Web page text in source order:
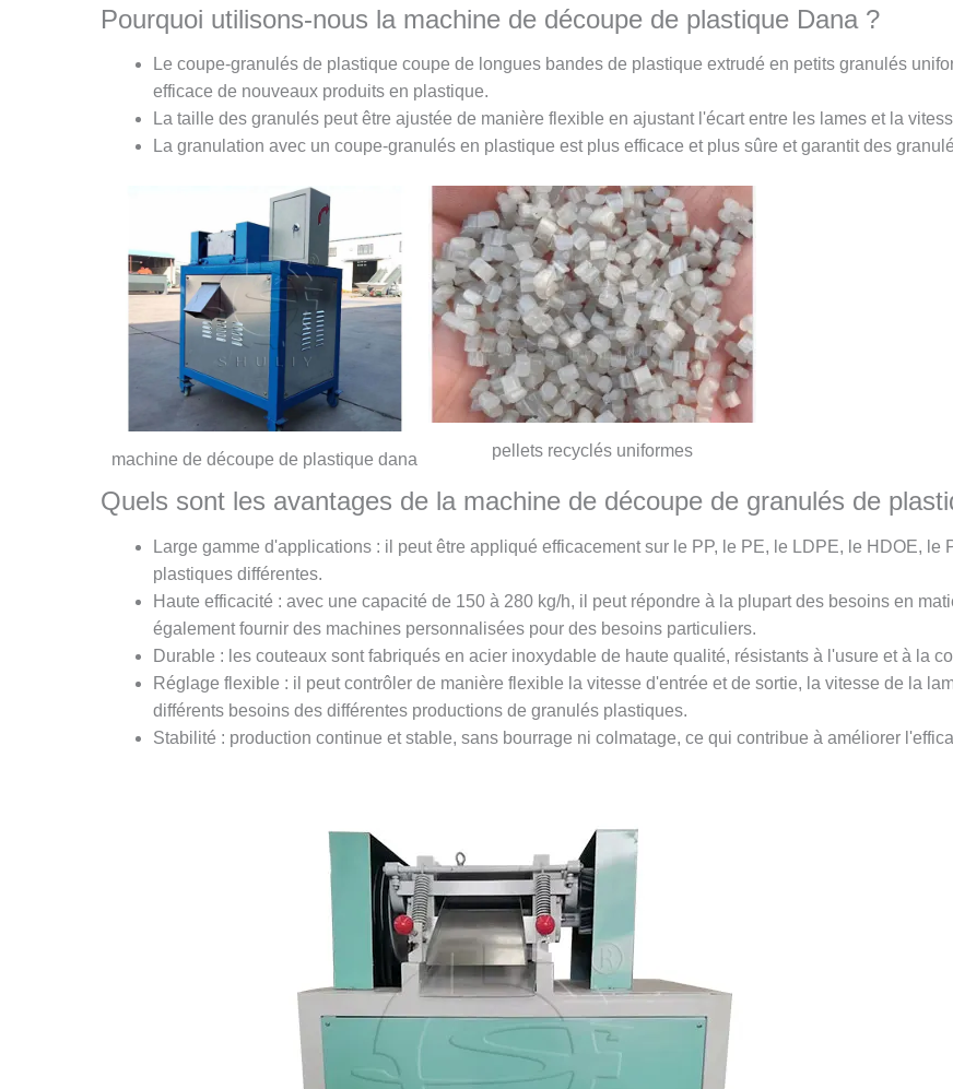
Pourquoi utilisons-nous la machine de découpe de plastique Dana ?
Le coupe-granulés de plastique coupe de longues bandes de plastique extrudé en petits granulés
efficace de nouveaux produits en plastique.
La taille des granulés peut être ajustée de manière flexible en ajustant l'écart entre les lames et la
La granulation avec un coupe-granulés en plastique est plus efficace et plus sûre et garantit des
machine de découpe de plastique dana pellets recyclés uniformes
Quels sont les avantages de la machine de découpe de granulés de
Large gamme d'applications : il peut être appliqué efficacement sur le PP, le PE, le LDPE, le HDOE,
plastiques différentes.
Haute efficacité : avec une capacité de 150 à 280 kg/h, il peut répondre à la plupart des besoins en
également fournir des machines personnalisées pour des besoins particuliers.
Durable : les couteaux sont fabriqués en acier inoxydable de haute qualité, résistants à l'usure et à la
Réglage flexible : il peut contrôler de manière flexible la vitesse d'entrée et de sortie, la vitesse de la
différents besoins des différentes productions de granulés plastiques.
Stabilité : production continue et stable, sans bourrage ni colmatage, ce qui contribue à améliorer